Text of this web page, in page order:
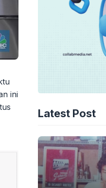
ini
Latest Post